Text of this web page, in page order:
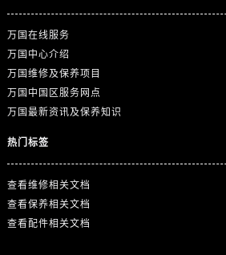
万国在线服务
万国中心介绍
万国维修及保养项目
万国中国区服务网点
万国最新资讯及保养知识
热门标签
查看维修相关文档
查看保养相关文档
查看配件相关文档